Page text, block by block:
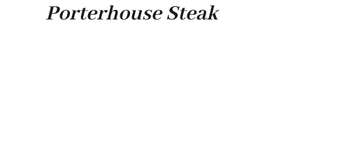
Porterhouse Steak